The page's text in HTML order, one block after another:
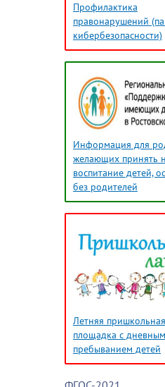
Профилактика
правонарушений
кибербезопасности)
Информация для
желающих принять
воспитание детей,
без родителей
Летняя пришкольная
площадка с дневным
пребыванием детей